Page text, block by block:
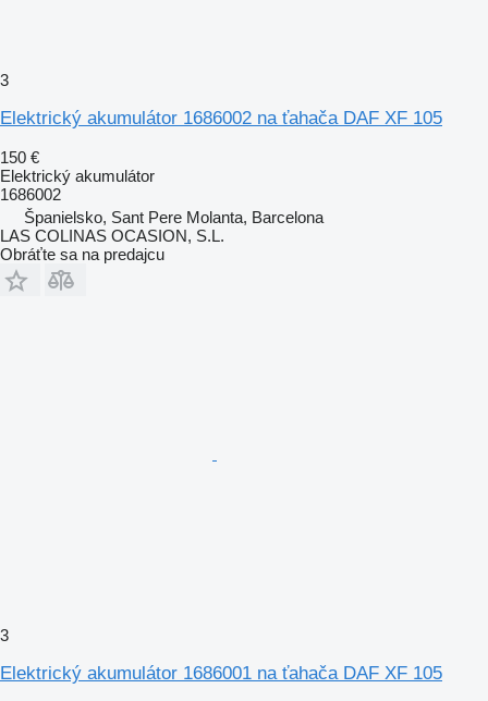
3
Elektrický akumulátor 1686002 na ťahača DAF XF 105
150 €
Elektrický akumulátor
1686002
Španielsko, Sant Pere Molanta, Barcelona
LAS COLINAS OCASION, S.L.
Obráťte sa na predajcu
3
Elektrický akumulátor 1686001 na ťahača DAF XF 105